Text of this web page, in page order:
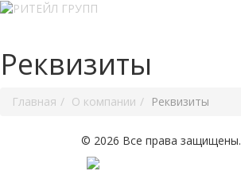
Реквизиты
Главная О компании Реквизиты
© 2026 Все права защищены.